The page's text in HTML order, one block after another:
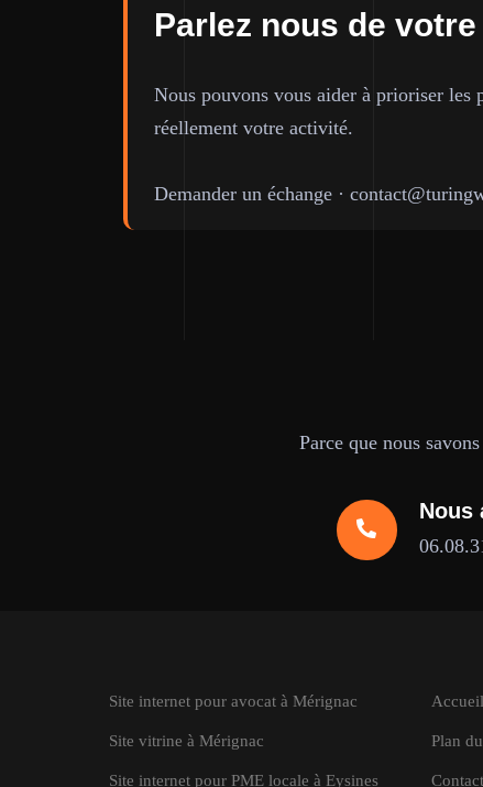
Parlez nous de
Nous pouvons vous aider à prioriser les
réellement votre activité.
Demander un échange ·
Parce que nous
Nous
Site internet pour avocat à Mérignac
Site vitrine à Mérignac
Site internet pour PME locale à Eysines
Accueil
Plan
Contact